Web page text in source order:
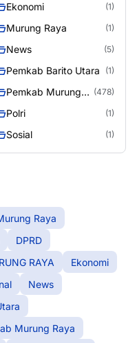
Ekonomi (1)
Murung Raya (1)
News (5)
Pemkab Barito Utara (1)
Pemkab Murung
(478)
Polri (1)
Sosial (1)
Raya
DPRD
RAYA
Ekonomi
News
Murung Raya